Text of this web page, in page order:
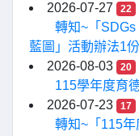
2026-07-27
22
轉知~「
藍圖」活動辦法1份
2026-08-03
20
115學年度育
2026-07-23
17
轉知~「115